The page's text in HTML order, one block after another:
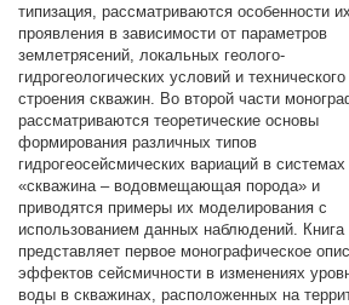
типизация, рассматриваются особенности их
проявления в зависимости от параметров
землетрясений, локальных геолого-
гидрогеологических условий и технического
строения скважин. Во второй части
рассматриваются теоретические основы
формирования различных типов
гидрогеосейсмических вариаций в системах
«скважина – водовмещающая порода» и
приводятся примеры их моделирования с
использованием данных наблюдений. Книга
представляет первое монографическое
эффектов сейсмичности в изменениях
воды в скважинах, расположенных на